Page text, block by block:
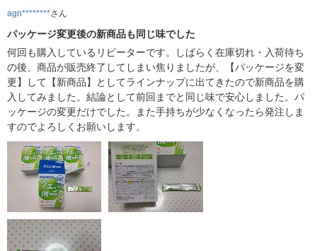
agn********さん
パッケージ変更後の新商品も同じ味でした
何回も購入しているリピーターです。しばらく在庫切れ・入荷待ち
の後、商品が販売終了してしまい焦りましたが、【パッケージを変
更】して【新商品】としてラインナップに出てきたので新商品を購
入してみました。結論として前回までと同じ味で安心しました。パ
ッケージの変更だけでした。また手持ちが少なくなったら発注しま
すのでよろしくお願いします。